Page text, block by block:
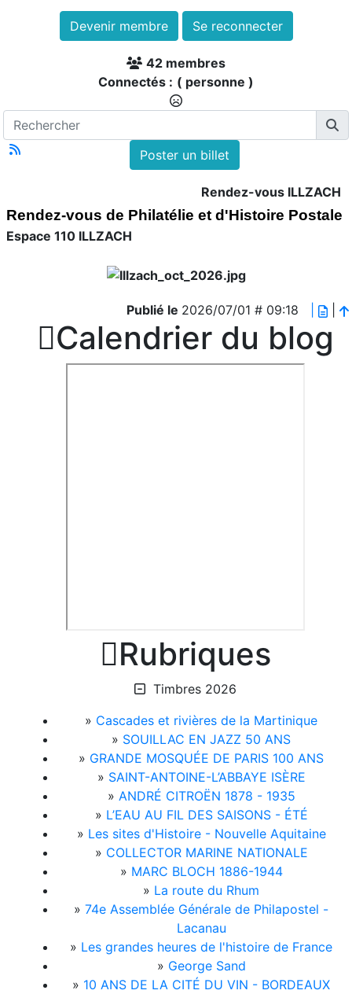
Devenir membre Se reconnecter
42 membres
Connectés : ( personne )
Poster un billet
Rendez-vous ILLZACH
Rendez-vous de Philatélie et d'Histoire Postale
Espace 110 ILLZACH
Publié le 2026/07/01 # 09:18
Calendrier du blog
Rubriques
Timbres 2026
» Cascades et rivières de la Martinique
» SOUILLAC EN JAZZ 50 ANS
» GRANDE MOSQUÉE DE PARIS 100 ANS
» SAINT-ANTOINE-L’ABBAYE ISÈRE
» ANDRÉ CITROËN 1878 - 1935
» L’EAU AU FIL DES SAISONS - ÉTÉ
» Les sites d'Histoire - Nouvelle Aquitaine
» COLLECTOR MARINE NATIONALE
» MARC BLOCH 1886-1944
» La route du Rhum
» 74e Assemblée Générale de Philapostel -
Lacanau
» Les grandes heures de l'histoire de France
» George Sand
» 10 ANS DE LA CITÉ DU VIN - BORDEAUX